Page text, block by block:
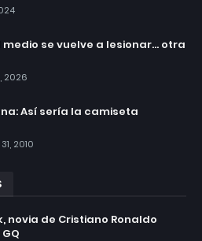
se vuelve a lesionar... otra
2026
Así sería la camiseta
2010
novia de Cristiano Ronaldo